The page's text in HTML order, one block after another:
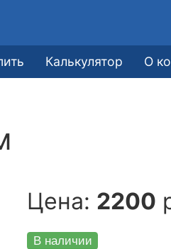
Калькулятор О
Цена: 2200
В наличии